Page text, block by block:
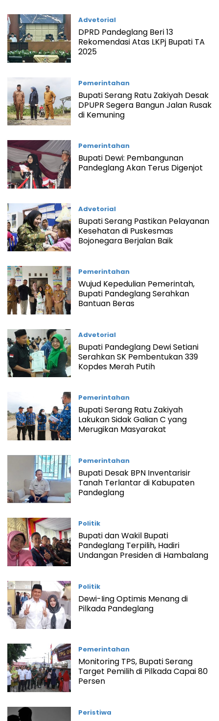
Advetorial
DPRD Pandeglang Beri 13
Rekomendasi Atas LKPj Bupati TA
2025
Pemerintahan
Bupati Serang Ratu Zakiyah Desak
DPUPR Segera Bangun Jalan Rusak
di Kemuning
Pemerintahan
Bupati Dewi: Pembangunan
Pandeglang Akan Terus Digenjot
Advetorial
Bupati Serang Pastikan Pelayanan
Kesehatan di Puskesmas
Bojonegara Berjalan Baik
Pemerintahan
Wujud Kepedulian Pemerintah,
Bupati Pandeglang Serahkan
Bantuan Beras
Advetorial
Bupati Pandeglang Dewi Setiani
Serahkan SK Pembentukan 339
Kopdes Merah Putih
Pemerintahan
Bupati Serang Ratu Zakiyah
Lakukan Sidak Galian C yang
Merugikan Masyarakat
Pemerintahan
Bupati Desak BPN Inventarisir
Tanah Terlantar di Kabupaten
Pandeglang
Politik
Bupati dan Wakil Bupati
Pandeglang Terpilih, Hadiri
Undangan Presiden di Hambalang
Politik
Dewi-Iing Optimis Menang di
Pilkada Pandeglang
Pemerintahan
Monitoring TPS, Bupati Serang
Target Pemilih di Pilkada Capai 80
Persen
Peristiwa